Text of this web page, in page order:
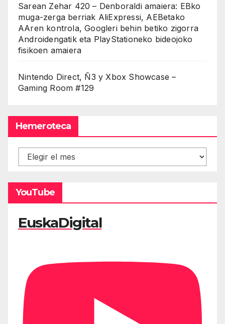
Sarean Zehar 420 – Denboraldi amaiera: EBko
muga-zerga berriak AliExpressi, AEBetako
AAren kontrola, Googleri behin betiko zigorra
Androidengatik eta PlayStationeko bideojoko
fisikoen amaiera
Nintendo Direct, Ñ3 y Xbox Showcase –
Gaming Room #129
Hemeroteca
Hemeroteca
YouTube
EuskaDigital